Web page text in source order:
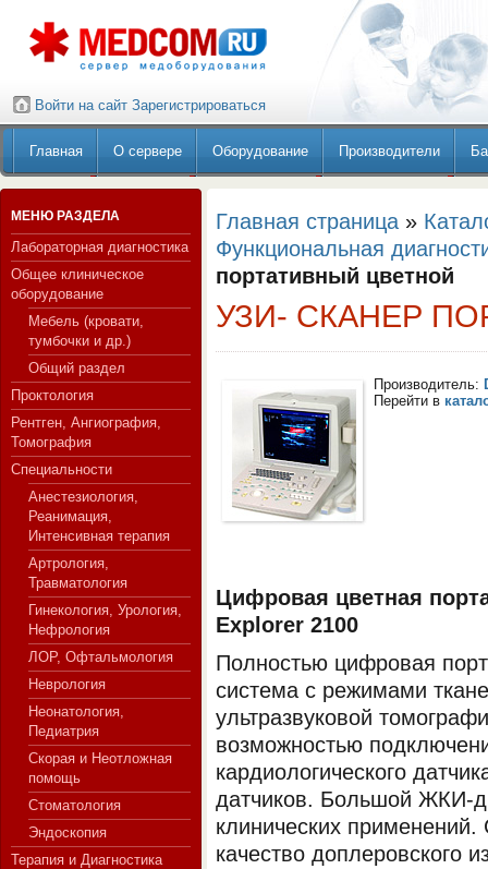
СЕРВЕР МЕДИЦИНСКОГО
Войти на сайт Зарегистрироваться
Главная О сервере Оборудование Производители
МЕНЮ РАЗДЕЛА
Лабораторная диагностика
Общее клиническое
оборудование
Мебель (кровати,
тумбочки и др.)
Общий раздел
Проктология
Рентген, Ангиография,
Томография
Специальности
Анестезиология,
Реанимация,
Интенсивная терапия
Артрология,
Травматология
Гинекология, Урология,
Нефрология
ЛОР, Офтальмология
Неврология
Неонатология,
Педиатрия
Скорая и Неотложная
помощь
Стоматология
Эндоскопия
Терапия и Диагностика
Главная страница »
Функциональная
портативный цветной
УЗИ- СКАНЕР
Производитель:
Перейти в
Цифровая цветная
Explorer 2100
Полностью цифровая
система с режимами
ультразвуковой
возможностью
кардиологического
датчиков. Большой ЖКИ-
клинических применений.
качество доплеровского